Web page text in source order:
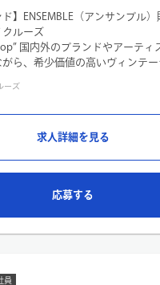
ド】ENSEMBLE（アンサンブル
クルーズ
国内外のブランドやアーティ
がら、希少価値の高いヴィンテ
ムを展開し、協奏曲を奏でるよ
こともあります。
ニーを目指し、創業以来成長を
ーズ
求人詳細を見る
応募する
員